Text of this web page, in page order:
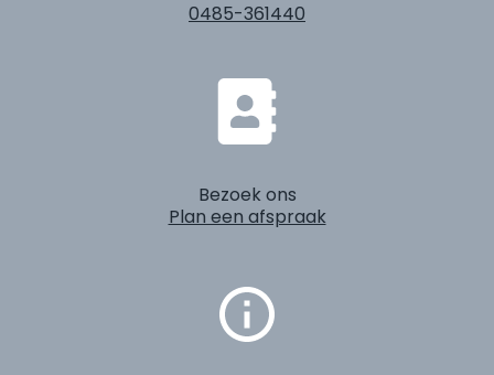
0485-361440
Bezoek ons
Plan een afspraak